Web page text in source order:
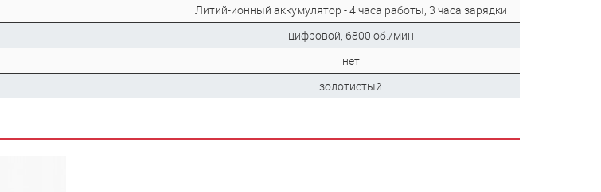
Литий-ионный аккумулятор - 4 часа работы, 3 часа зарядки
цифровой, 6800 об./мин
нет
золотистый